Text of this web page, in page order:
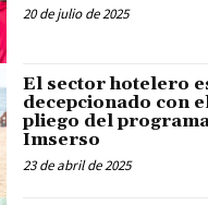
20 de julio de 2025
El sector hotelero
decepcionado con
pliego del
Imserso
23 de abril de 2025